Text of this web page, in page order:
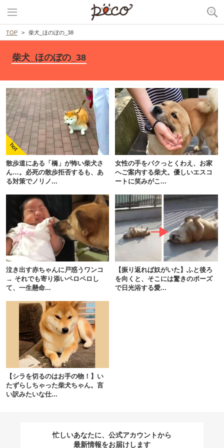
TOP 柴犬_ほのぼの_38
柴犬_ほのぼの_38
散歩道にある「橋」が怖い柴犬さ
ん…。必死の散歩拒否するも、あ
る対策でノリノ...
女性の手をパクっとくわえ、お家
へご案内する柴犬。優しいエスコ
ートに笑みがこ...
泣き出す赤ちゃんに戸惑うワンコ
→ それでも寄り添いペロペロし
て、一生懸命...
【振り返れば奴がいた】ふと後ろ
を向くと、そこには驚きのポーズ
で日光浴する愛...
【シラを切るのはお手の物！】い
たずらしちゃった柴犬ちゃん。言
い訳みたいな仕...
忙しいあなたに、公式アカウントから
最新情報をお届けします
閉じる
pecodogs
いぬ部をフォロー
アプリで開く
アプリをダウンロードする